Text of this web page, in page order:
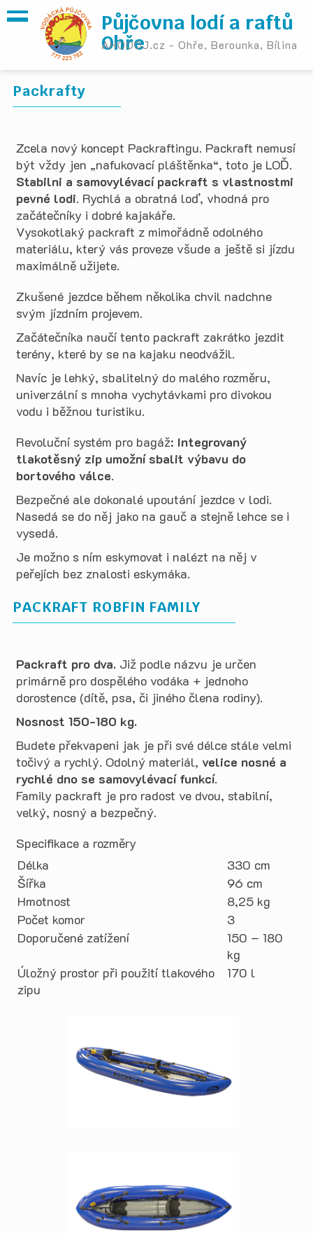
Půjčovna lodí a raftů
Ohře
AHOOOJ.cz - Ohře, Berounka, Bílina
Packrafty
Zcela nový koncept Packraftingu. Packraft nemusí
být vždy jen „nafukovací pláštěnka“, toto je LOĎ.
Stabilni a samovylévací packraft s vlastnostmi
pevné lodi. Rychlá a obratná loď, vhodná pro
začátečníky i dobré kajakáře.
Vysokotlaký packraft z mimořádně odolného
materiálu, který vás proveze všude a ještě si jízdu
maximálně užijete.
Zkušené jezdce během několika chvil nadchne
svým jízdním projevem.
Začátečníka naučí tento packraft zakrátko jezdit
terény, které by se na kajaku neodvážil.
Navíc je lehký, sbalitelný do malého rozměru,
univerzální s mnoha vychytávkami pro divokou
vodu i běžnou turistiku.
Revoluční systém pro bagáž: Integrovaný
tlakotěsný zip umožní sbalit výbavu do
bortového válce.
Bezpečné ale dokonalé upoutání jezdce v lodi.
Nasedá se do něj jako na gauč a stejně lehce se i
vysedá.
Je možno s ním eskymovat i nalézt na něj v
peřejích bez znalosti eskymáka.
PACKRAFT ROBFIN FAMILY
Packraft pro dva. Již podle názvu je určen
primárně pro dospělého vodáka + jednoho
dorostence (dítě, psa, či jiného člena rodiny).
Nosnost 150-180 kg.
Budete překvapeni jak je při své délce stále velmi
točivý a rychlý. Odolný materiál, velice nosné a
rychlé dno se samovylévací funkcí.
Family packraft je pro radost ve dvou, stabilní,
velký, nosný a bezpečný.
Specifikace a rozměry
Délka
330 cm
Šířka
96 cm
Hmotnost
8,25 kg
Počet komor
3
Doporučené zatížení
150 – 180
kg
Úložný prostor při použití tlakového
zipu
170 l